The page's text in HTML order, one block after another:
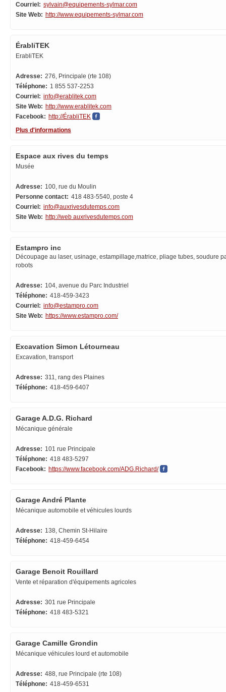
Courriel: sylvain@equipements-sylmar.com
Site Web: http://www.equipements-sylmar.com
ÉrabliTEK
ErabliTEK
Adresse: 276, Principale (rte 108)
Téléphone: 1 855 537-2253
Courriel: info@erablitek.com
Site Web: http://www.erablitek.com
Facebook: http://ÉrabliTEK
Plus d'informations
Espace aux rives du temps
Musée
Adresse: 100, rue du Moulin
Personne contact: 418 483-5540, poste 4
Courriel: info@auxrivesdutemps.com
Site Web: http://web auxrivesdutemps.com
Estampro inc
Découpage au laser, usinage, estampillage,matrice, pliage tubes, soudure
robots
Adresse: 104, avenue du Parc Industriel
Téléphone: 418-459-3423
Courriel: info@estampro.com
Site Web: https://www.estampro.com/
Excavation Simon Létourneau
Excavation, transport
Adresse: 311, rang des Plaines
Téléphone: 418-459-6407
Garage A.D.G. Richard
Mécanique générale
Adresse: 101 rue Principale
Téléphone: 418 483-5297
Facebook: https://www.facebook.com/ADG.Richard/
Garage André Plante
Mécanique automobile et véhicules lourds
Adresse: 138, Chemin St-Hilaire
Téléphone: 418-459-6454
Garage Benoit Rouillard
Vente et réparation d'équipements agricoles
Adresse: 301 rue Principale
Téléphone: 418 483-5321
Garage Camille Grondin
Mécanique véhicules lourd et automobile
Adresse: 488, rue Principale (rte 108)
Téléphone: 418-459-6531